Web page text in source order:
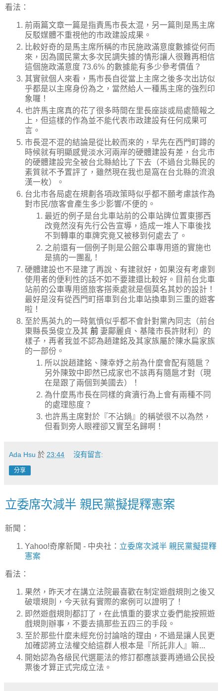
看法：
前兩篇文章一篇是指責馬市長太混，另一篇則是馬主席
反駁媒體不重視他的市政建設成果。
比較好奇的是馬主席所稱的市民施政滿意度數據從何而
來，因為國民黨太多次民調失據的情形讓人很難再相信
這個施政滿意度 73.6% 的數據能有多少參考價值？
其實就個人來看，馬市長自從當上主席之後多次出訪似
乎都是以主席身份為之，當然給人一種馬主席的強烈印
象囉！
也許馬主席真的花了很多時間在里長座談或局處簡報之
上，但這樣的作為並不能代表市政建設有任何成果可
言。
市長混不混的結論是從比較而來的，早先在西門町蹲的
時候就有明顯感覺淡水河兩岸的硬體建設有差，台北市
的硬體建設完全被台北縣給比了下去（不過台北縣民的
素質就不予置評了，雖然現在我也是窩在台北縣的流浪
漢一枚）。
台北市各局處在規劃各項政策時似乎都不願考慮該作為
對市民/旅客會產生多少影響/不便的。
最近的例子是台北車站前的公車站牌位置東挪西
改竟然沒有先行公告宣導，造成一堆人下車後找
不到轉車的車牌究竟又被移到何處去了。
之前還有一個例子則是公館公車專用道的實施也
是搞的一團亂！
硬體建設也不是建了再說、有建就好，如果沒有考慮到
使用者的便利性的話不如不要建還比較好。目前台北車
站前的公車專用道旅客搭乘處就是個莫名其妙的設計！
最好是沒有從西門町搭車到台北車站換車到三重的遊客
啦！
至於馬英九的一時氣憤似乎都不會針對黨內同志（前台
東縣長吳俊立及其 前 妻鄺麗貞、基隆市長許財利）的
樣子，再者我並不認為趙建銘及其家族屬於陳水扁家族
的一部份。
所以說趙建銘、陳幸妤之前為什麼會配有隨扈？
另外陳致中即然已成家也不該再有隨扈才對（現
在是跟了兩個到美國去）！
為什麼馬市長在同樣的貪瀆行為上會有兩種不同
的處理態度？
也許馬主席對於『不沾鍋』的稱號很不以為然，
但看到旁人眼裡卻又實至名歸啊！
Ada Hsu 於 23:44 沒有留言:
分享
立委席次減半 親民黨擬提釋憲案
新聞：
Yahoo!奇摩新聞 - 中央社： 立委席次減半 親民黨擬提釋
憲案
看法：
果然，昨天才在講立法院最喜歡在制定遊戲規則之後又
破壞規則，今天就有實際的案例可以證明了！
即然遊戲規則都訂了，在此慎重的要求立委們能按照遊
戲規則辦事，不要去搞那些五四三的手段。
至於那些什麼未經充份討論啥的理由，不過是讓人民更
加確認將立法權交給這群人根本是『所託非人』嘛...
開始認為各級民代選罷法的修訂都應該要再通過公民投
票後才算正式完成立法。